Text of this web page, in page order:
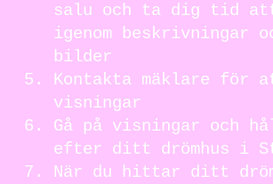
salu och ta dig tid
igenom beskrivningar
bilder
Kontakta mäklare för
visningar
Gå på visningar och
efter ditt drömhus i
När du hittar ditt